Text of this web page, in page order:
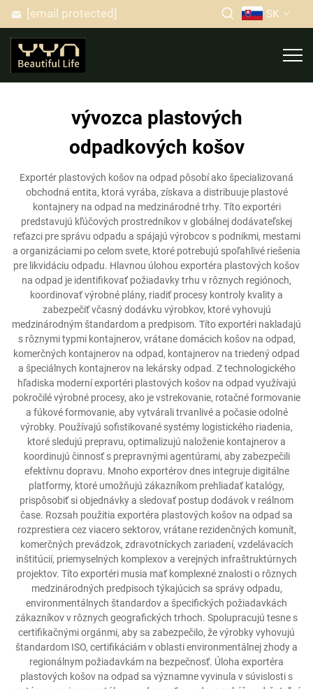
[email protected] SK
vývozca plastových
odpadkových košov
Exportér plastových košov na odpad pôsobí ako špecializovaná
obchodná entita, ktorá vyrába, získava a distribuuje plastové
kontajnery na odpad na medzinárodné trhy. Títo exportéri
predstavujú kľúčových prostredníkov v globálnej dodávateľskej
reťazci pre správu odpadu a spájajú výrobcov s podnikmi, mestami
a organizáciami po celom svete, ktoré potrebujú spoľahlivé riešenia
pre likvidáciu odpadu. Hlavnou úlohou exportéra plastových košov
na odpad je identifikovať požiadavky trhu v rôznych regiónoch,
koordinovať výrobné plány, riadiť procesy kontroly kvality a
zabezpečiť včasný dodávku výrobkov, ktoré vyhovujú
medzinárodným štandardom a predpisom. Títo exportéri nakladajú
s rôznymi typmi kontajnerov, vrátane domácich košov na odpad,
komerčných kontajnerov na odpad, kontajnerov na triedený odpad
a špeciálnych kontajnerov na lekársky odpad. Z technologického
hľadiska moderní exportéri plastových košov na odpad využívajú
pokročilé výrobné procesy, ako je vstrekovanie, rotačné formovanie
a fúkové formovanie, aby vytvárali trvanlivé a počasie odolné
výrobky. Používajú sofistikované systémy logistického riadenia,
ktoré sledujú prepravu, optimalizujú naloženie kontajnerov a
koordinujú činnosť s prepravnými agentúrami, aby zabezpečili
efektívnu dopravu. Mnoho exportérov dnes integruje digitálne
platformy, ktoré umožňujú zákazníkom prehliadať katalógy,
prispôsobiť si objednávky a sledovať postup dodávok v reálnom
čase. Rozsah použitia exportéra plastových košov na odpad sa
rozprestiera cez viacero sektorov, vrátane rezidenčných komunít,
komerčných prevádzok, zdravotníckych zariadení, vzdelávacích
inštitúcií, priemyselných komplexov a verejných infraštruktúrnych
projektov. Títo exportéri musia mať komplexné znalosti o rôznych
medzinárodných predpisoch týkajúcich sa správy odpadu,
environmentálnych štandardov a špecifických požiadavkách
zákazníkov v rôznych geografických trhoch. Spolupracujú tesne s
certifikačnými orgánmi, aby sa zabezpečilo, že výrobky vyhovujú
štandardom ISO, certifikáciám v oblasti environmentálnej zhody a
regionálnym požiadavkám na bezpečnosť. Úloha exportéra
plastových košov na odpad sa významne vyvinula v súvislosti s